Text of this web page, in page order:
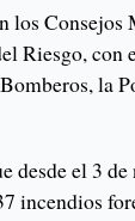
los
Riesgo, con
la
desde el 3
incendios